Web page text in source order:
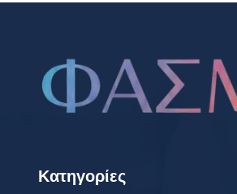
Κατηγορίες